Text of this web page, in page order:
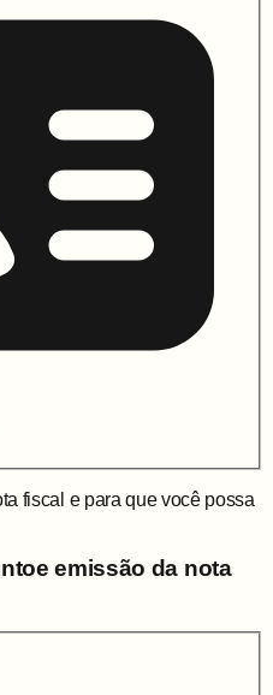
fiscal e para que você possa
e emissão da nota